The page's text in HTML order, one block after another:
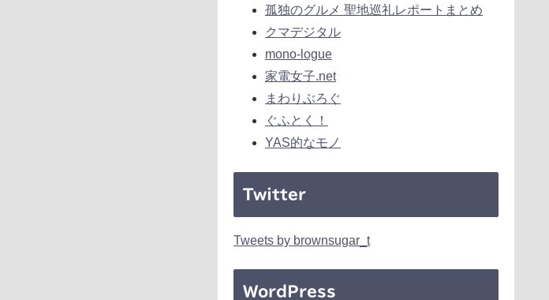
孤独のグルメ 聖地巡礼レポートまとめ
クマデジタル
mono-logue
家電女子.net
まわりぶろぐ
ぐふとく！
YAS的なモノ
Twitter
Tweets by brownsugar_t
WordPress